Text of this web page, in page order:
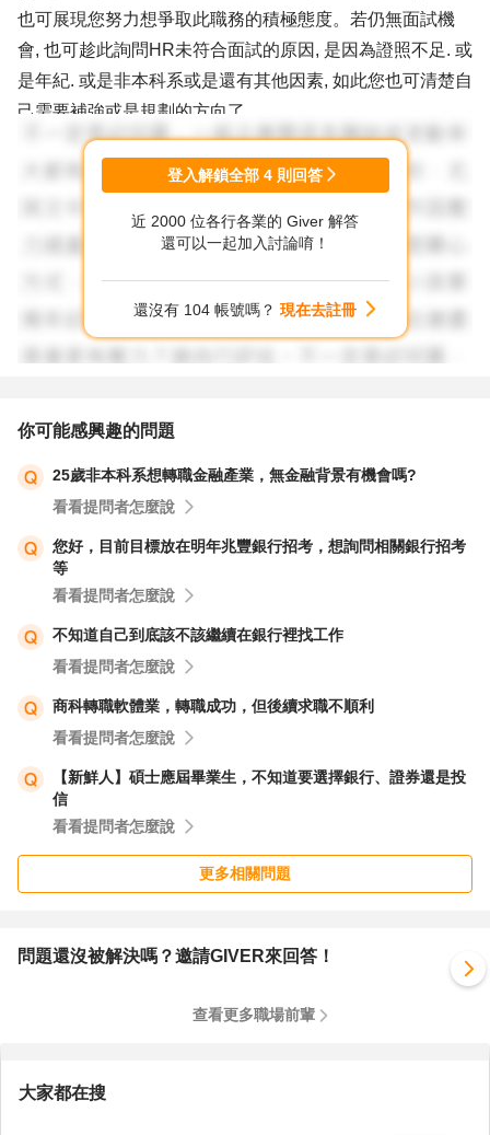
也可展現您努力想爭取此職務的積極態度。若仍無面試機
會, 也可趁此詢問HR未符合面試的原因, 是因為證照不足. 或
是年紀. 或是非本科系或是還有其他因素, 如此您也可清楚自
己需要補強或是規劃的方向了。
希望以上對您有幫助^^
登入解鎖全部 4 則回答
近 2000 位各行各業的 Giver 解答
還可以一起加入討論唷！
還沒有 104 帳號嗎？ 現在去註冊
你可能感興趣的問題
25歲非本科系想轉職金融產業，無金融背景有機會嗎?
看看提問者怎麼說
您好，目前目標放在明年兆豐銀行招考，想詢問相關銀行招考
等
看看提問者怎麼說
不知道自己到底該不該繼續在銀行裡找工作
看看提問者怎麼說
商科轉職軟體業，轉職成功，但後續求職不順利
看看提問者怎麼說
【新鮮人】碩士應屆畢業生，不知道要選擇銀行、證券還是投
信
看看提問者怎麼說
更多相關問題
問題還沒被解決嗎？邀請GIVER來回答！
查看更多職場前輩
大家都在搜